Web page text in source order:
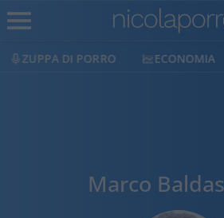
ZUPPA DI PORRO ECONOMIA
Marco